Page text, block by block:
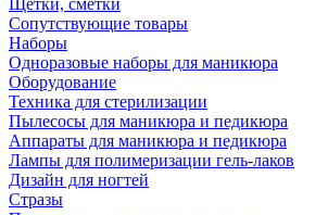
Щетки, сметки
Сопутствующие товары
Наборы
Одноразовые наборы для маникюра
Оборудование
Техника для стерилизации
Пылесосы для маникюра и педикюра
Аппараты для маникюра и педикюра
Лампы для полимеризации гель-лаков
Дизайн для ногтей
Стразы